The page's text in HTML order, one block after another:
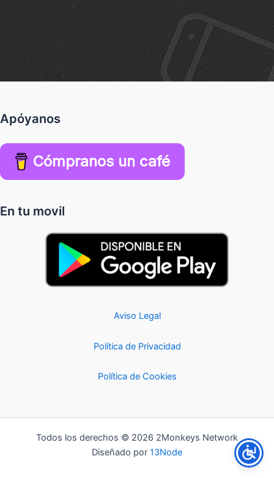
Apóyanos
Cómpranos un café
En tu movil
Aviso Legal
Política de Privacidad
Política de Cookies
Todos los derechos © 2026 2Monkeys Network
Diseñado por 13Node